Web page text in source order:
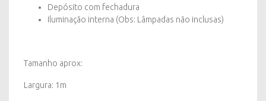
Depósito com fechadura
Iluminação interna (Obs: Lâmpadas não inclusas)
Tamanho aprox:
Largura: 1m